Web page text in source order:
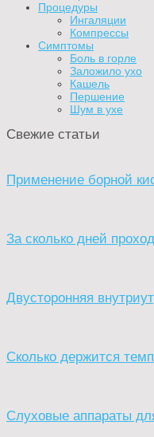
Процедуры
Ингаляции
Компрессы
Симптомы
Боль в горле
Заложило ухо
Кашель
Першение
Шум в ухе
Свежие статьи
Применение борной
За сколько дней
Двусторонняя
Сколько держится
Слуховые аппараты